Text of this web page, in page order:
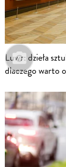
Luwr: dzieła
dlaczego warto